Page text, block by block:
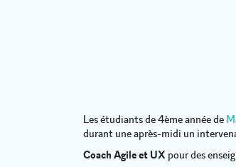
Les étudiants de 4ème année de
durant une après-midi un
Coach Agile et UX pour des